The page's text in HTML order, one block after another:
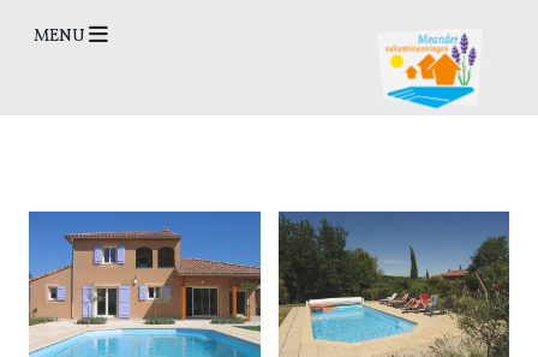
MENU Open Menu